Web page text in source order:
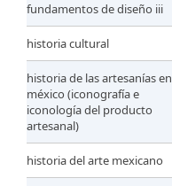
fundamentos de diseño iii
historia cultural
historia de las artesanías en
méxico (iconografía e
iconología del producto
artesanal)
historia del arte mexicano